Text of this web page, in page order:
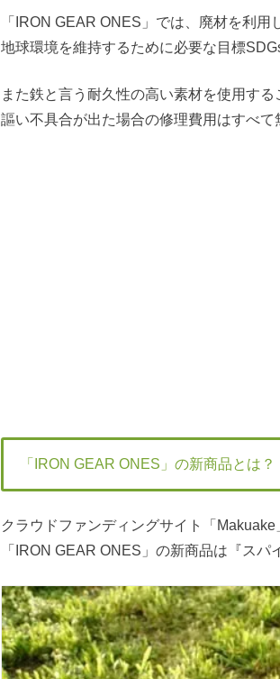
「IRON GEAR ONES」では、廃材を利
地球環境を維持するために必要な目標
また鉄と言う耐久性の高い素材を使用す
謳い不具合が出た場合の修理費用はすべ
「IRON GEAR ONES」の新商品とは？
クラウドファンディングサイト「
「IRON GEAR ONES」の新商品は『ス